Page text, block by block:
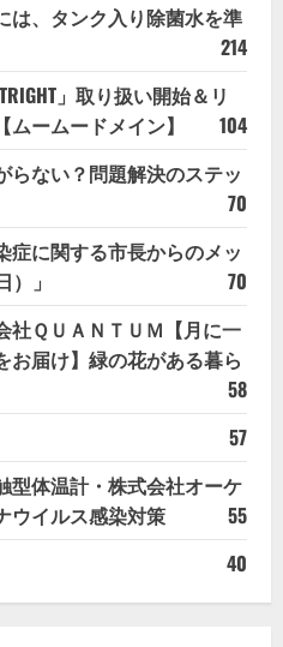
は、タンク入り除菌水を準
214
」取り扱い開始＆リ
ームードメイン】
104
らない？問題解決のステッ
70
症に関する市長からのメッ
」
70
社ＱＵＡＮＴＵＭ【月に一
お届け】緑の花がある暮ら
58
57
型体温計・株式会社オーケ
ウイルス感染対策
55
40